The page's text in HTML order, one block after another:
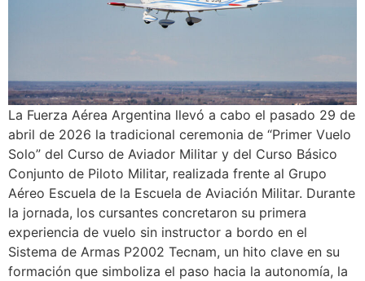
La Fuerza Aérea Argentina llevó a cabo el pasado 29 de
abril de 2026 la tradicional ceremonia de “Primer Vuelo
Solo” del Curso de Aviador Militar y del Curso Básico
Conjunto de Piloto Militar, realizada frente al Grupo
Aéreo Escuela de la Escuela de Aviación Militar. Durante
la jornada, los cursantes concretaron su primera
experiencia de vuelo sin instructor a bordo en el
Sistema de Armas P2002 Tecnam, un hito clave en su
formación que simboliza el paso hacia la autonomía, la